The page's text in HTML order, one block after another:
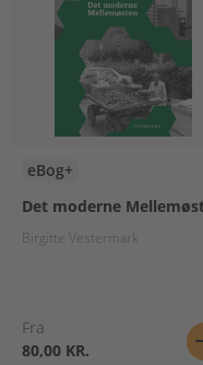
eBog+
Det moderne
Birgitte Vestermark
Fra
80,00 KR.